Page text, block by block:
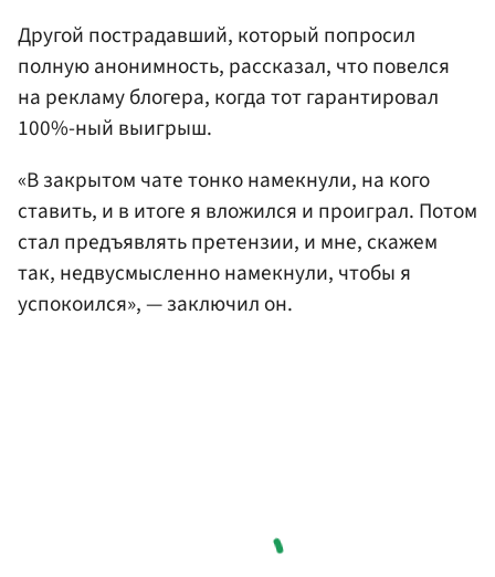
Другой пострадавший, который попросил
полную анонимность, рассказал, что повелся
на рекламу блогера, когда тот гарантировал
100%-ный выигрыш.
«В закрытом чате тонко намекнули, на кого
ставить, и в итоге я вложился и проиграл. Потом
стал предъявлять претензии, и мне, скажем
так, недвусмысленно намекнули, чтобы я
успокоился», — заключил он.